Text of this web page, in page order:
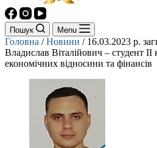
Пошук Menu
Головна /Новини / 16.03.2023 р.
Владислав Віталійович – студент
економічних відносини та фінансів